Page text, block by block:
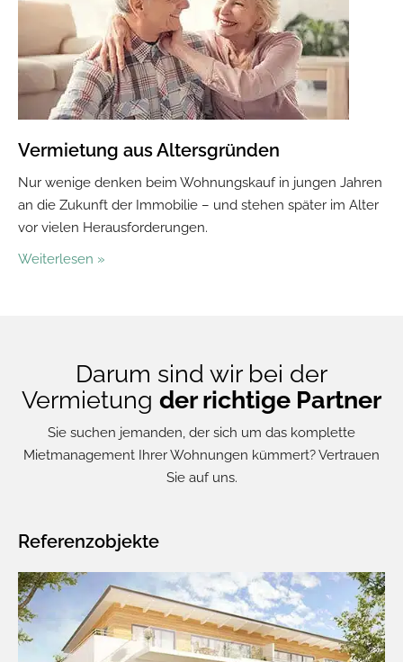
Vermietung aus Altersgründen
Nur wenige denken beim Wohnungskauf in jungen Jahren
an die Zukunft der Immobilie – und stehen später im Alter
vor vielen Herausforderungen.
Weiterlesen »
Darum sind wir bei der
Vermietung der richtige Partner
Sie suchen jemanden, der sich um das komplette
Mietmanagement Ihrer Wohnungen kümmert? Vertrauen
Sie auf uns.
Referenzobjekte